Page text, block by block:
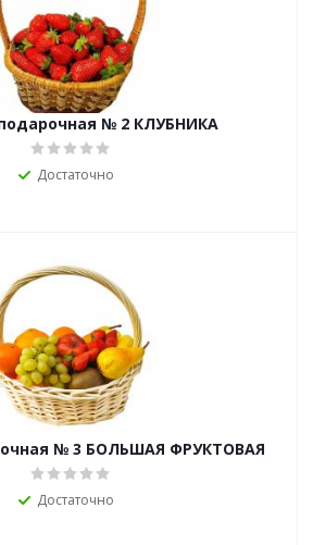
№ 2 КЛУБНИКА
Достаточно
№ 3 БОЛЬШАЯ ФРУКТОВАЯ
Достаточно